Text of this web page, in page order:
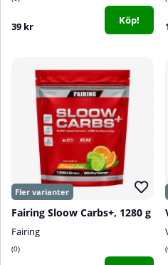
39 kr Köp!
Fairing Sloow Carbs+, 1280 g
Fairing
0